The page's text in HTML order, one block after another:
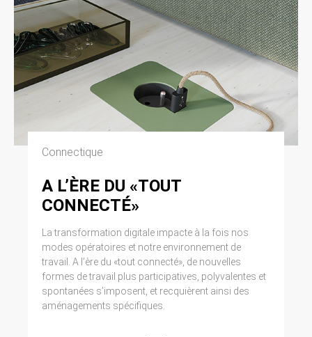
Connectique
A L’ÈRE DU «TOUT
CONNECTÉ»
La transformation digitale impacte à la fois nos
modes opératoires et notre environnement de
travail. A l’ère du «tout connecté», de nouvelles
formes de travail plus participatives, polyvalentes et
spontanées s’imposent, et recquièrent ainsi des
aménagements spécifiques.